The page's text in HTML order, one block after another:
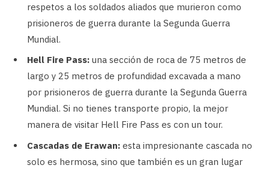
respetos a los soldados aliados que murieron como
prisioneros de guerra durante la Segunda Guerra
Mundial.
Hell Fire Pass: una sección de roca de 75 metros de
largo y 25 metros de profundidad excavada a mano
por prisioneros de guerra durante la Segunda Guerra
Mundial. Si no tienes transporte propio, la mejor
manera de visitar Hell Fire Pass es con un tour.
Cascadas de Erawan: esta impresionante cascada no
solo es hermosa, sino que también es un gran lugar